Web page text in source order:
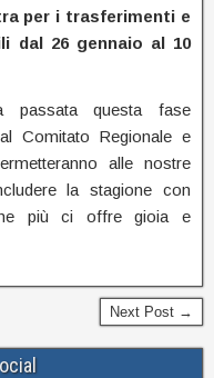
per i trasferimenti e
dal 26 gennaio al 10
passata questa fase
Comitato Regionale e
alle nostre
la stagione con
più ci offre gioia e
Next Post →